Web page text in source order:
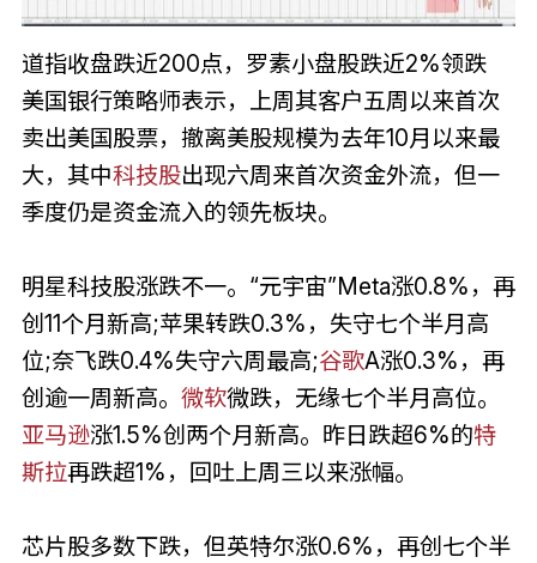
道指收盘跌近200点，罗素小盘股跌近2%领跌
美国银行策略师表示，上周其客户五周以来首次
卖出美国股票，撤离美股规模为去年10月以来最
大，其中科技股出现六周来首次资金外流，但一
季度仍是资金流入的领先板块。
明星科技股涨跌不一。“元宇宙”Meta涨0.8%，再
创11个月新高;苹果转跌0.3%，失守七个半月高
位;奈飞跌0.4%失守六周最高;谷歌A涨0.3%，再
创逾一周新高。 微软微跌，无缘七个半月高位。
亚马逊涨1.5%创两个月新高。昨日跌超6%的特
斯拉再跌超1%，回吐上周三以来涨幅。
芯片股多数下跌，但英特尔涨0.6%，再创七个半